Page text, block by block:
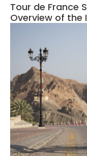
Tour de France
Overview of the